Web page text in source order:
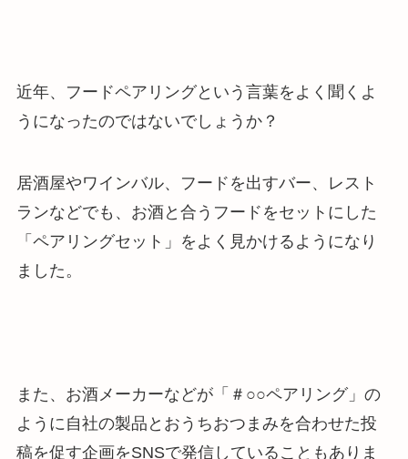
近年、フードペアリングという言葉をよく聞くよ
うになったのではないでしょうか？
居酒屋やワインバル、フードを出すバー、レスト
ランなどでも、お酒と合うフードをセットにした
「ペアリングセット」をよく見かけるようになり
ました。
また、お酒メーカーなどが「＃○○ペアリング」の
ように自社の製品とおうちおつまみを合わせた投
稿を促す企画をSNSで発信していることもありま